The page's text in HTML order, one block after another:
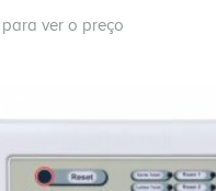
ver o preço